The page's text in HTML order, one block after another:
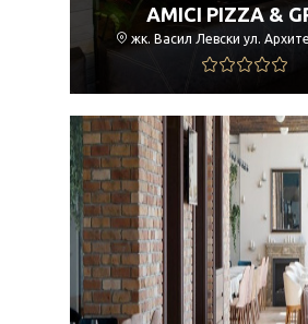
AMICI PIZZA &
жк. Васил Левски ул.